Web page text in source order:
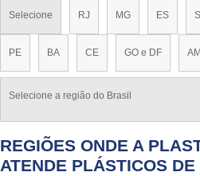
Selecione RJ MG ES
PE BA CE GO e DF AM
Selecione a região do Brasil
REGIÕES ONDE A
ATENDE PLÁSTICOS